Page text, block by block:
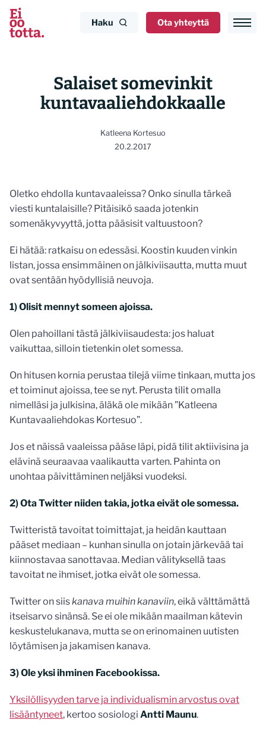
Siirry
sisältöön
Haku Ota yhteyttä
Salaiset somevinkit
kuntavaaliehdokkaalle
Katleena Kortesuo
20.2.2017
Oletko ehdolla kuntavaaleissa? Onko sinulla tärkeä
viesti kuntalaisille? Pitäisikö saada jotenkin
somenäkyvyyttä, jotta pääsisit valtuustoon?
Ei hätää: ratkaisu on edessäsi. Koostin kuuden vinkin
listan, jossa ensimmäinen on jälkiviisautta, mutta muut
ovat sentään hyödyllisiä neuvoja.
1) Olisit mennyt someen ajoissa.
Olen pahoillani tästä jälkiviisaudesta: jos haluat
vaikuttaa, silloin tietenkin olet somessa.
On hitusen kornia perustaa tilejä viime tinkaan, mutta jos
et toiminut ajoissa, tee se nyt. Perusta tilit omalla
nimelläsi ja julkisina, äläkä ole mikään ”Katleena
Kuntavaaliehdokas Kortesuo”.
Jos et näissä vaaleissa pääse läpi, pidä tilit aktiivisina ja
elävinä seuraavaa vaalikautta varten. Pahinta on
unohtaa päivittäminen neljäksi vuodeksi.
2) Ota Twitter niiden takia, jotka eivät ole somessa.
Twitteristä tavoitat toimittajat, ja heidän kauttaan
pääset mediaan – kunhan sinulla on jotain järkevää tai
kiinnostavaa sanottavaa. Median välityksellä taas
tavoitat ne ihmiset, jotka eivät ole somessa.
Twitter on siiskanava muihin kanaviin, eikä välttämättä
itseisarvo sinänsä. Se ei ole mikään maailman kätevin
keskustelukanava, mutta se on erinomainen uutisten
löytämisen ja jakamisen kanava.
3) Ole yksi ihminen Facebookissa.
Yksilöllisyyden tarve ja individualismin arvostus ovat
lisääntyneet, kertoo sosiologi Antti Maunu.